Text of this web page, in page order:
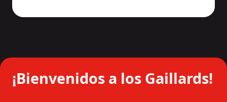
¡Bienvenidos a los Gaillards!